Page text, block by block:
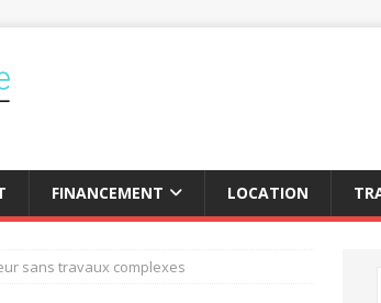
FINANCEMENT LOCATION
sans travaux complexes